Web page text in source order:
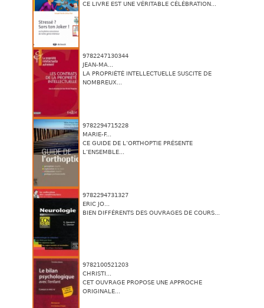
CE LIVRE EST UNE VÉRITABLE CÉLÉBRATION...
9782247130344
JEAN-MA...
LA PROPRIÉTÉ INTELLECTUELLE SUSCITE DE
NOMBREUX...
9782294715228
MARIE-F...
CE GUIDE DE L’ORTHOPTIE PRÉSENTE
L’ENSEMBLE...
9782294731327
ERIC JO...
BIEN DIFFÉRENTS DES OUVRAGES DE COURS...
9782100521203
CHRISTI...
CET OUVRAGE PROPOSE UNE APPROCHE
ORIGINALE...